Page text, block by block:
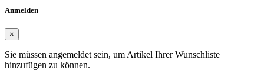
Anmelden
×
Sie müssen angemeldet sein, um Artikel Ihrer Wunschliste
hinzufügen zu können.